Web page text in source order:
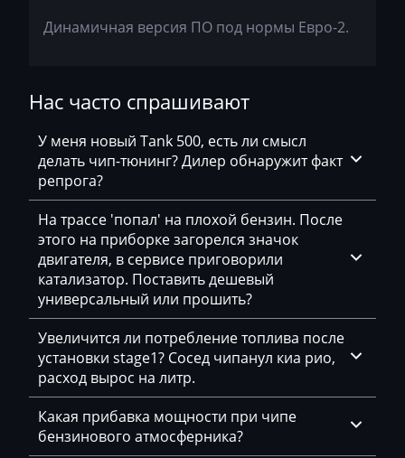
Lincoln
Linder
LiuGong
Logset
LS
Luxgen
Mack
Madill
Magni
Mahindra
MAN
Динамичная версия ПО под нормы Евро-2.
Нас часто спрашивают
У меня новый Tank 500, есть ли смысл
делать чип-тюнинг? Дилер обнаружит факт
репрога?
На трассе 'попал' на плохой бензин. После
этого на приборке загорелся значок
двигателя, в сервисе приговорили
катализатор. Поставить дешевый
универсальный или прошить?
Увеличится ли потребление топлива после
установки stage1? Сосед чипанул киа рио,
расход вырос на литр.
Какая прибавка мощности при чипе
бензинового атмосферника?